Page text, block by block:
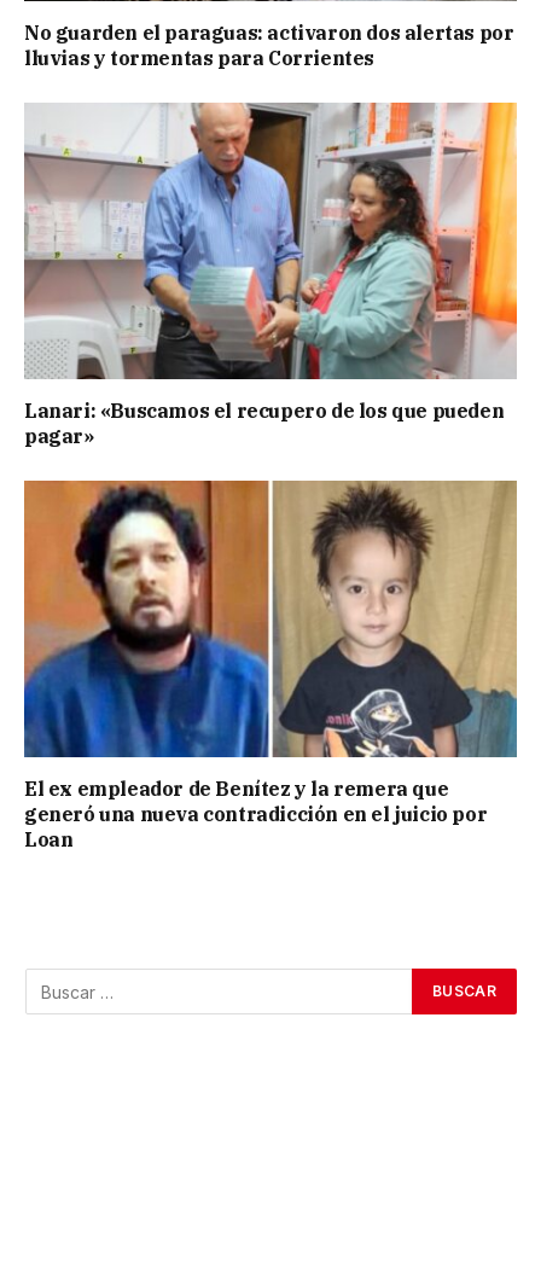
No guarden el paraguas: activaron dos alertas por
lluvias y tormentas para Corrientes
Lanari: «Buscamos el recupero de los que pueden
pagar»
El ex empleador de Benítez y la remera que
generó una nueva contradicción en el juicio por
Loan